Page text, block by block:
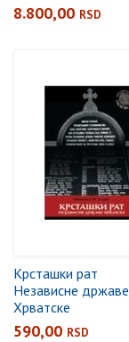
8.800,00 RSD
Крсташки рат
Независне државе
Хрватске
590,00 RSD